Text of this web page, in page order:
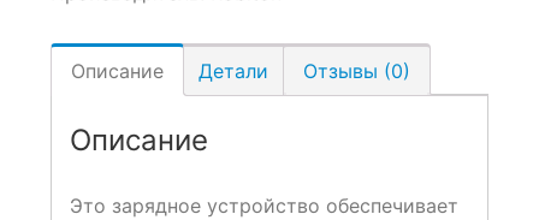
Описание Детали Отзывы (0)
Описание
Это зарядное устройство обеспечивает